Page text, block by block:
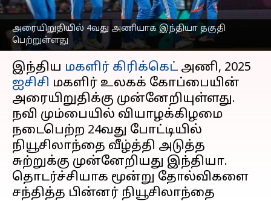
அரையிறுதியில் 4வது அணியாக இந்தியா தகுதி
பெற்றுள்ளது
எழுதியவர் Venkatalakshmi V Oct 24, 2025 07:48 am
செய்தி முன்னோட்டம்
இந்திய மகளிர் கிரிக்கெட் அணி, 2025
ஐசிசி மகளிர் உலகக் கோப்பையின்
அரையிறுதிக்கு முன்னேறியுள்ளது.
நவி மும்பையில் வியாழக்கிழமை
நடைபெற்ற 24வது போட்டியில்
நியூசிலாந்தை வீழ்த்தி அடுத்த
சுற்றுக்கு முன்னேறியது இந்தியா.
தொடர்ச்சியாக மூன்று தோல்விகளை
சந்தித்த பின்னர் நியூசிலாந்தை